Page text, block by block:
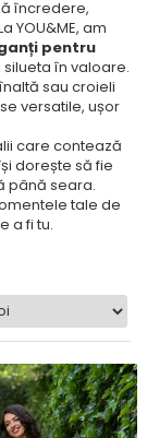
încredere,
YOU&ME, am
pentru
în valoare.
sau croieli
versatile, ușor
care contează
dorește să fie
până seara.
tale de
a fi tu.